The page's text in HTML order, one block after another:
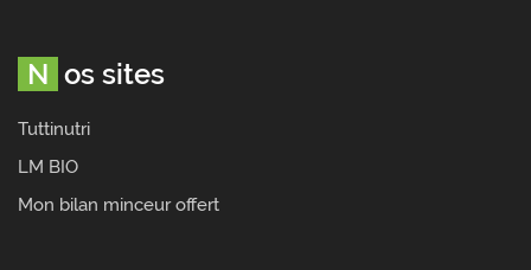
Nos sites
Tuttinutri
LM BIO
Mon bilan minceur offert